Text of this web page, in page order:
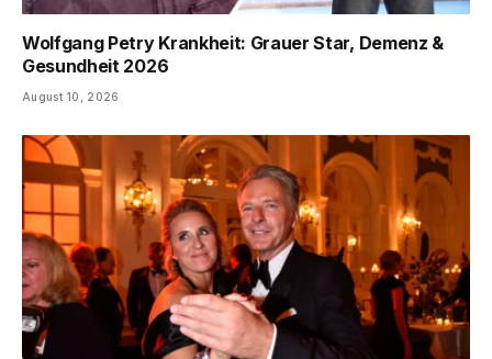
Wolfgang Petry Krankheit: Grauer Star, Demenz &
Gesundheit 2026
August 10, 2026